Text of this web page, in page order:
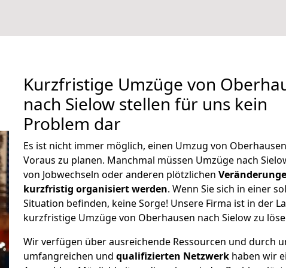
Kurzfristige Umzüge von
nach Sielow stellen für uns kein
Problem dar
Es ist nicht immer möglich, einen Umzug von
Voraus zu planen. Manchmal müssen Umzüge nach
von Jobwechseln oder anderen plötzlichen
kurzfristig organisiert werden. Wenn Sie sich in einer
Situation befinden, keine Sorge! Unsere Firma ist in der
kurzfristige Umzüge von Oberhausen nach Sielow zu
Wir verfügen über ausreichende Ressourcen und durch
umfangreichen und qualifizierten Netzwerk haben wir